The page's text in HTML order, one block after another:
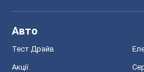
Авто
Тест Драйв
Акції